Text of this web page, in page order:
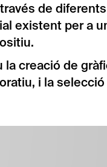
de
existent per a
la creació de
i la selecció